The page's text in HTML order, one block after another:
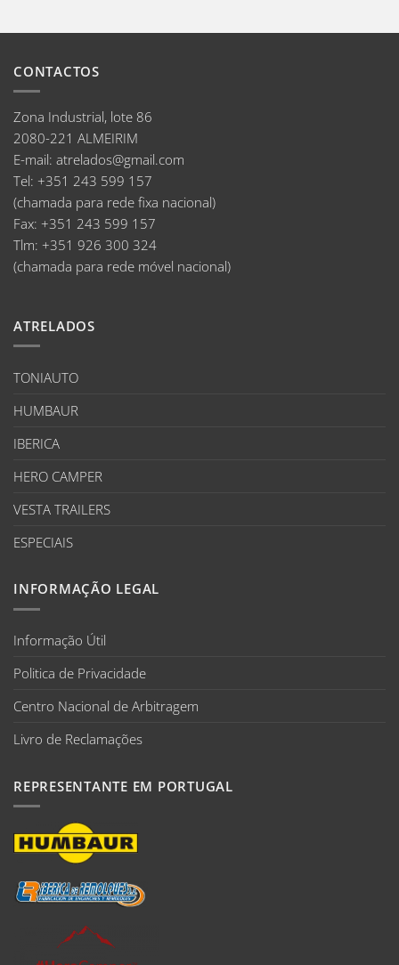
CONTACTOS
Zona Industrial, lote 86
2080-221 ALMEIRIM
E-mail: atrelados@gmail.com
Tel: +351 243 599 157
(chamada para rede fixa nacional)
Fax: +351 243 599 157
Tlm: +351 926 300 324
(chamada para rede móvel nacional)
ATRELADOS
TONIAUTO
HUMBAUR
IBERICA
HERO CAMPER
VESTA TRAILERS
ESPECIAIS
INFORMAÇÃO LEGAL
Informação Útil
Politica de Privacidade
Centro Nacional de Arbitragem
Livro de Reclamações
REPRESENTANTE EM PORTUGAL